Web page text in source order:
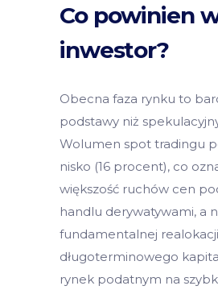
Co powinien
inwestor?
Obecna faza rynku to
podstawy niż
Wolumen spot tradingu
nisko (16 procent), co
większość ruchów cen
handlu derywatywami, a
fundamentalnej realokacji
długoterminowego
rynek podatnym na